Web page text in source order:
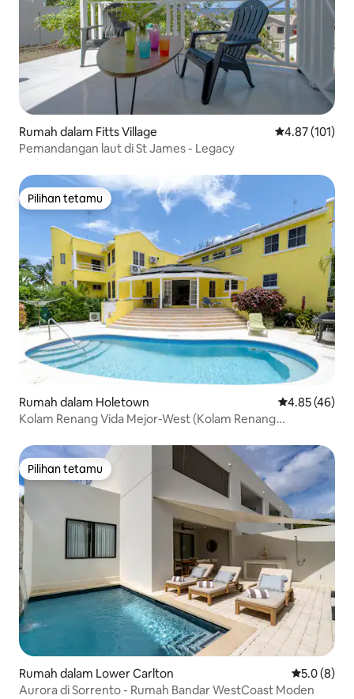
Rumah dalam Fitts Village Penarafan
4.87 (101)
Pemandangan laut di St James - Legacy
Pilihan tetamu
Pilihan tetamu
Rumah dalam Holetown Penarafan
4.85 (46)
Kolam Renang Vida Mejor-West (Kolam Renang
Pilihan tetamu
Pilihan tetamu
Rumah dalam Lower Carlton Penarafan
5.0 (8)
Aurora di Sorrento - Rumah Bandar WestCoast Moden